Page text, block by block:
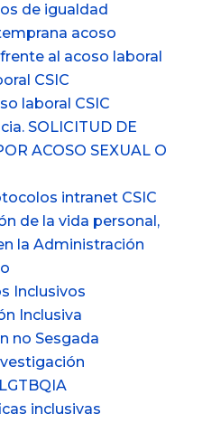
de igualdad
acoso
al acoso laboral
CSIC
laboral CSIC
SOLICITUD DE
ACOSO SEXUAL O
intranet CSIC
de la vida personal,
la Administración
Inclusivos
Inclusiva
no Sesgada
inclusivas